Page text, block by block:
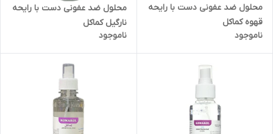
محلول ضد عفونی دست با رایحه
قهوه کماکل
ناموجود
محلول ضد عفونی دست با رایحه
نارگیل کماکل
ناموجود